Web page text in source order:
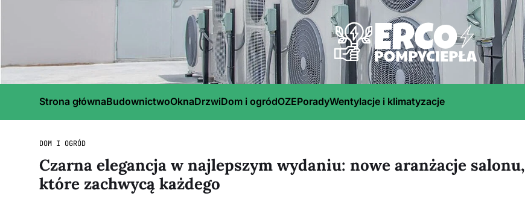
Strona głównaBudownictwoOknaDrzwiDom i ogródOZEPoradyWentylacje i klimatyzacje
DOM I OGRÓD
Czarna elegancja w najlepszym wydaniu: nowe aranżacje salonu,
które zachwycą każdego